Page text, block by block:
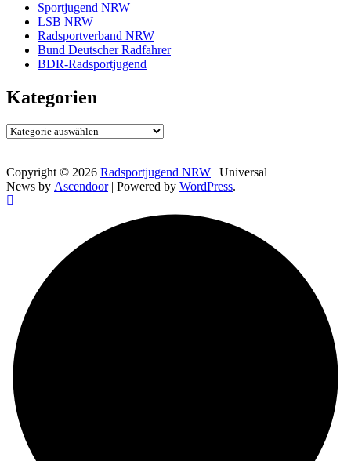
Sportjugend NRW
LSB NRW
Radsportverband NRW
Bund Deutscher Radfahrer
BDR-Radsportjugend
Kategorien
Kategorien
Copyright © 2026 Radsportjugend NRW | Universal
News by Ascendoor| Powered by WordPress.